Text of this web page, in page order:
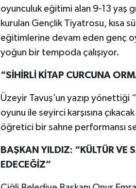
oyunculuk eğitimi alan 9-13 yaş
kurulan Gençlik Tiyatrosu, kısa
eğitimlerine devam eden genç
yoğun bir tempoda çalışıyor.
“SİHİRLİ KİTAP CURCUNA
Üzeyir Tavuş’un yazıp yönettiği
oyunu ile seyirci karşısına
öğretici bir sahne performansı
BAŞKAN YILDIZ: “KÜLTÜR VE
EDECEĞİZ”